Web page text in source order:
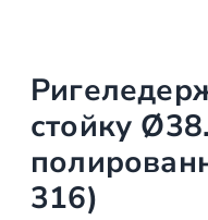
стойку
316)